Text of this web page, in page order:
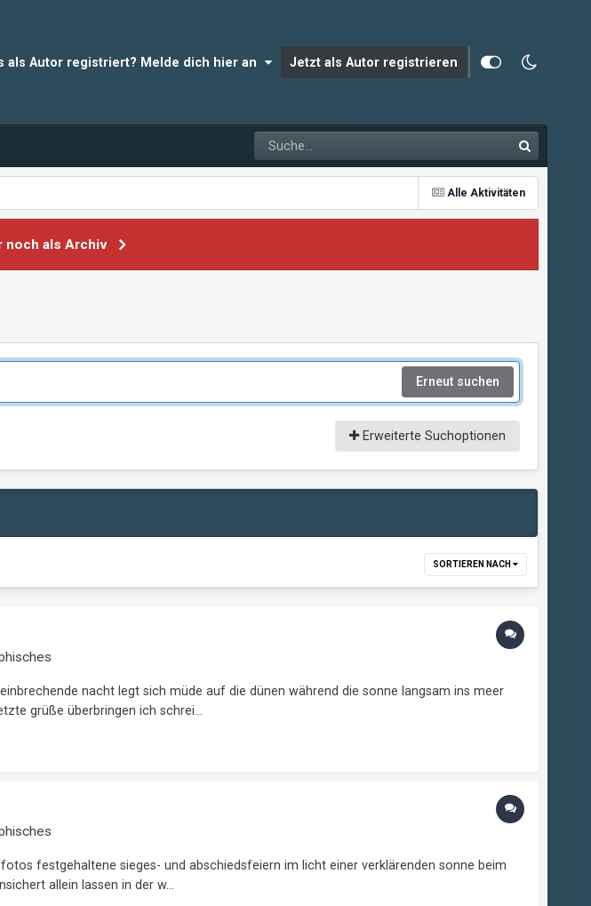
als Autor registriert? Melde dich hier an Jetzt als Autor registrieren
Alle Aktivitäten
noch als Archiv
Erneut suchen
Erweiterte Suchoptionen
SORTIEREN NACH
nacht legt sich müde auf die dünen während die sonne langsam ins meer
grüße überbringen ich schrei...
festgehaltene sieges- und abschiedsfeiern im licht einer verklärenden sonne beim
allein lassen in der w...